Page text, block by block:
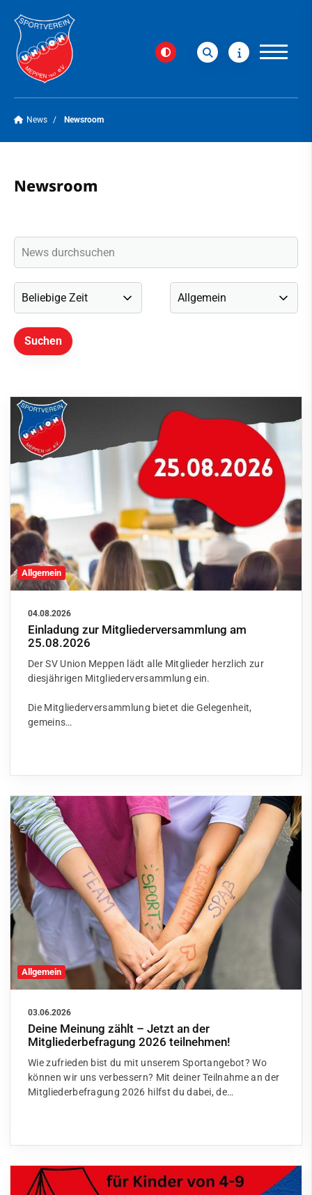
News Newsroom
Newsroom
Allgemein
04.08.2026
Einladung zur Mitgliederversammlung am
25.08.2026
Der SV Union Meppen lädt alle Mitglieder herzlich zur
diesjährigen Mitgliederversammlung ein.
Die Mitgliederversammlung bietet die Gelegenheit,
gemeins…
Allgemein
03.06.2026
Deine Meinung zählt – Jetzt an der
Mitgliederbefragung 2026 teilnehmen!
Wie zufrieden bist du mit unserem Sportangebot? Wo
können wir uns verbessern? Mit deiner Teilnahme an der
Mitgliederbefragung 2026 hilfst du dabei, de…
Social-Media-News
Newsletter
Sportdeutschland-News
Das LSB-Magazin
Vereins-Shop
Mitgliedschaft & Service